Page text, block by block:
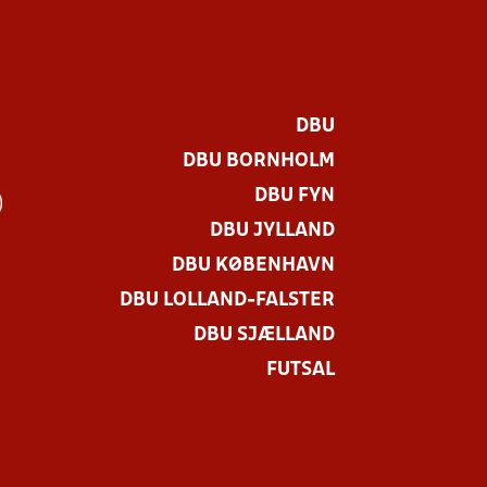
DBU
DBU BORNHOLM
DBU FYN
DBU JYLLAND
DBU KØBENHAVN
DBU LOLLAND-FALSTER
DBU SJÆLLAND
FUTSAL